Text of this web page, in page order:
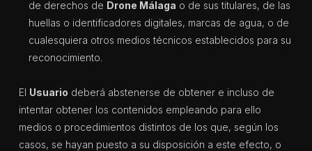
de derechos de Drone Málaga o de sus titulares, de las
huellas o identificadores digitales, marcas de agua, o de
cualesquiera otros medios técnicos establecidos para su
reconocimiento.
El Usuario deberá abstenerse de obtener e incluso de
intentar obtener los contenidos empleando para ello
medios o procedimientos distintos de los que, según los
casos, se hayan puesto a su disposición a este efecto, o